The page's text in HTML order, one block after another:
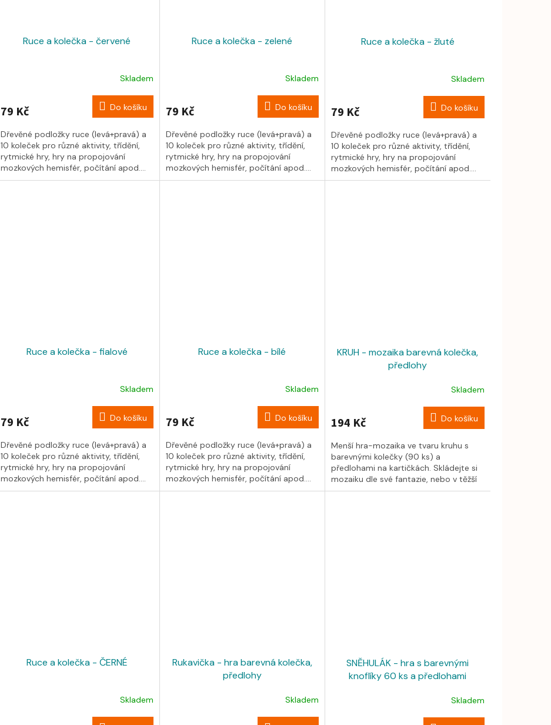
Ruce a kolečka - červené
Skladem
79 Kč Do košíku
Dřevěné podložky ruce (levá+pravá) a
10 koleček pro různé aktivity, třídění,
rytmické hry, hry na propojování
mozkových hemisfér, počítání apod....
Ruce a kolečka - zelené
Skladem
79 Kč Do košíku
Dřevěné podložky ruce (levá+pravá) a
10 koleček pro různé aktivity, třídění,
rytmické hry, hry na propojování
mozkových hemisfér, počítání apod....
Ruce a kolečka - žluté
Skladem
79 Kč Do košíku
Dřevěné podložky ruce (levá+pravá) a
10 koleček pro různé aktivity, třídění,
rytmické hry, hry na propojování
mozkových hemisfér, počítání apod....
Ruce a kolečka - fialové
Skladem
79 Kč Do košíku
Dřevěné podložky ruce (levá+pravá) a
10 koleček pro různé aktivity, třídění,
rytmické hry, hry na propojování
mozkových hemisfér, počítání apod....
Ruce a kolečka - bílé
Skladem
79 Kč Do košíku
Dřevěné podložky ruce (levá+pravá) a
10 koleček pro různé aktivity, třídění,
rytmické hry, hry na propojování
mozkových hemisfér, počítání apod....
KRUH - mozaika barevná kolečka,
předlohy
Skladem
194 Kč Do košíku
Menší hra-mozaika ve tvaru kruhu s
barevnými kolečky (90 ks) a
předlohami na kartičkách. Skládejte si
mozaiku dle své fantazie, nebo v těžší
verzi...
Ruce a kolečka - ČERNÉ
Skladem
Rukavička - hra barevná kolečka,
předlohy
Skladem
SNĚHULÁK - hra s barevnými
knoflíky 60 ks a předlohami
Skladem